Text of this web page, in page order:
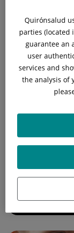
Resultats
Els
Quirónsalud
parties (located
guarantee an
user
services and
the analysis of